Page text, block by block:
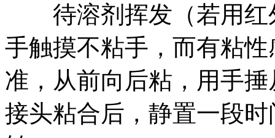
待溶剂挥发（若用红
手触摸不粘手，而有粘
准，从前向后粘，用手
接头粘合后，静置一段